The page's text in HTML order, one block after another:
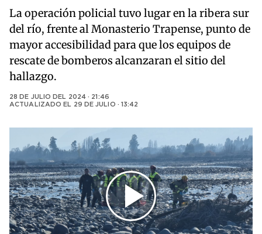
La operación policial tuvo lugar en la ribera sur
del río, frente al Monasterio Trapense, punto de
mayor accesibilidad para que los equipos de
rescate de bomberos alcanzaran el sitio del
hallazgo.
28 DE JULIO DEL 2024 · 21:46
ACTUALIZADO EL 29 DE JULIO · 13:42
Play
Video